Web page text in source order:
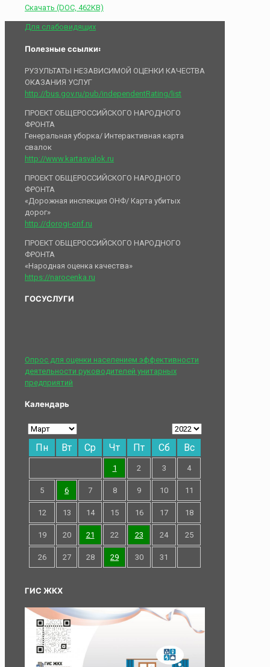
Скачать (DOC, 462KB)
Для слабовидящих
Полезные ссылки:
РУЗУЛЬТАТЫ НЕЗАВИСИМОЙ ОЦЕНКИ КАЧЕСТВА
ОКАЗАНИЯ УСЛУГ
http://bus.gov.ru/pub/independentRating/list
ПРОЕКТ ОБЩЕРОССИЙСКОГО НАРОДНОГО
ФРОНТА
Генеральная уборка/ Интерактивная карта
свалок
http://www.kartasvalok.ru
ПРОЕКТ ОБЩЕРОССИЙСКОГО НАРОДНОГО
ФРОНТА
«Дорожная инспекция ОНФ/ Карта убитых
дорог»
http://dorogi-onf.ru
ПРОЕКТ ОБЩЕРОССИЙСКОГО НАРОДНОГО
ФРОНТА
«Народная оценка качества»
https://narocenka.ru
ГОСУСЛУГИ
Опрос для оценки населением эффективности
деятельности руководителей унитарных
предприятий
Календарь
Пн Вт Ср Чт Пт Сб Вс
1 2 3 4
5 6 7 8 9 10 11
12 13 14 15 16 17 18
19 20 21 22 23 24 25
26 27 28 29 30 31
ГИС ЖКХ